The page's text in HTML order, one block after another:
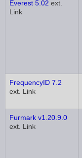
Everest 5.02 ext.
Link
FrequencyID 7.2
ext. Link
Furmark v1.20.9.0
ext. Link